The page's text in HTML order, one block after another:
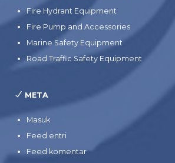
Fire Hydrant Equipment
Fire Pump and Accessories
Marine Safety Equipment
Road Traffic Safety Equipment
META
Masuk
Feed entri
Feed komentar